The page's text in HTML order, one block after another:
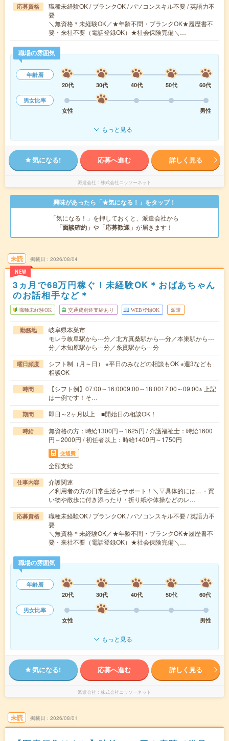
応募資格
職種未経験OK / ブランクOK / パソコンスキル不要 / 英語力不
要
＼無資格＊未経験OK／★年齢不問・ブランクOK★履歴書不
要・来社不要（電話登録OK）★社会保険完備＼…
職場の雰囲気
年齢層
20代
30代 40代 50代
60代
男女比率
女性
男性
もっと見る
気になる! 応募へ進む 詳しく見る
派遣会社 株式会社ニッソーネット
興味があったら「★気になる！」をタップ！
「気になる！」を押しておくと、派遣会社から
「面談確約」 や 「応募歓迎」 が届きます！
未読
NEW
掲載日 2026/08/04
3ヵ月で68万円稼ぐ！未経験OK＊おばあちゃん
のお話相手など＊
職種未経験OK 交通費別途支給あり WEB登録OK 派遣
勤務地
岐阜県本巣市
モレラ岐阜駅から---分／北方真桑駅から---分／本巣駅から---
分／木知原駅から---分／糸貫駅から---分
曜日頻度
シフト制（月～日） ※平日のみなどの相談もOK ※週3なども
相談OK
時間
【シフト例】07:00～16:0009:00～18:0017:00～09:00※ 上記
は一例です！そ…
期間 即日～2ヶ月以上 ■開始日の相談OK！
時給
無資格の方：時給1300円～1625円 / 介護福祉士：時給1600
円～2000円 / 初任者以上：時給1400円～1750円
交通費
全額支給
仕事内容
介護関連
／利用者の方の日常生活をサポート！＼▽具体的には…・買
い物や散歩に付き添ったり・折り紙や体操などのレ…
応募資格
職種未経験OK / ブランクOK / パソコンスキル不要 / 英語力不
要
＼無資格＊未経験OK／★年齢不問・ブランクOK★履歴書不
要・来社不要（電話登録OK）★社会保険完備＼…
職場の雰囲気
年齢層
20代
30代 40代 50代
60代
男女比率
女性
男性
もっと見る
気になる! 応募へ進む 詳しく見る
派遣会社 株式会社ニッソーネット
未読 掲載日 2026/08/01